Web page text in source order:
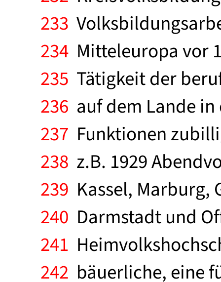
233
234 Mitteleuropa vor
235 Tätigkeit der
236 auf dem Lande
237 Funktionen
238 z.B. 1929
239 Kassel, Marburg,
240 Darmstadt und
241
242 bäuerliche, eine